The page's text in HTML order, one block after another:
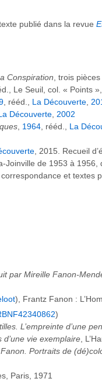
texte publié dans la revue
Conspiration, trois
Le Seuil, col. « Points »,
, rééd., La Découverte,
Découverte, 2002
, 1964, rééd., La
, 2015. Recueil
Joinville de 1953 à
et textes
par Mireille Fanon-
), Frantz Fanon :
)
L’empreinte d’une
vie exemplaire ,
Portraits de
Paris, 1971